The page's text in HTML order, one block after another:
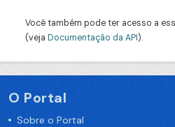
Você também pode ter acesso a
(veja Documentação da API).
O Portal
Sobre o Portal